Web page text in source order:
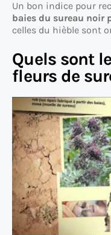
Un bon indice pour
baies du sureau noir
celles du hièble sont
Quels sont
fleurs de